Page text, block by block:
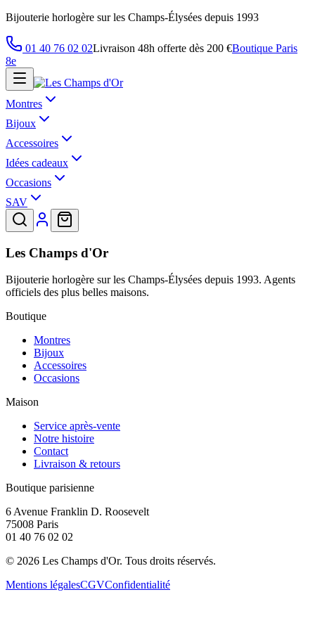
Bijouterie horlogère sur les Champs-Élysées depuis 1993
01 40 76 02 02Livraison 48h offerte dès 200 €Boutique Paris
8e
Montres
Bijoux
Accessoires
Idées cadeaux
Occasions
SAV
Les Champs d'Or
Bijouterie horlogère sur les Champs-Élysées depuis 1993. Agents
officiels des plus belles maisons.
Boutique
Montres
Bijoux
Accessoires
Occasions
Maison
Service après-vente
Notre histoire
Contact
Livraison & retours
Boutique parisienne
6 Avenue Franklin D. Roosevelt
75008 Paris
01 40 76 02 02
© 2026 Les Champs d'Or. Tous droits réservés.
Mentions légalesCGVConfidentialité